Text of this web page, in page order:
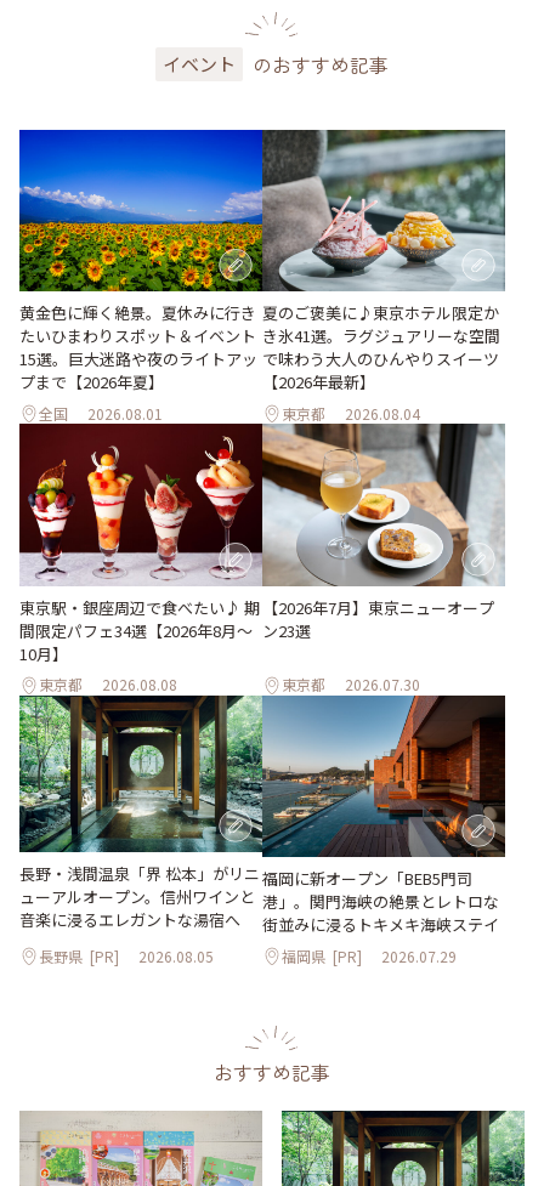
イベント のおすすめ記事
黄金色に輝く絶景。夏休みに行き
たいひまわりスポット＆イベント
15選。巨大迷路や夜のライトアッ
プまで【2026年夏】
全国 2026.08.01
夏のご褒美に♪東京ホテル限定か
き氷41選。ラグジュアリーな空間
で味わう大人のひんやりスイーツ
【2026年最新】
東京都 2026.08.04
東京駅・銀座周辺で食べたい♪ 期
間限定パフェ34選【2026年8月～
10月】
東京都 2026.08.08
【2026年7月】東京ニューオープ
ン23選
東京都 2026.07.30
長野・浅間温泉「界 松本」がリニ
ューアルオープン。信州ワインと
音楽に浸るエレガントな湯宿へ
長野県 [PR] 2026.08.05
福岡に新オープン「BEB5門司
港」。関門海峡の絶景とレトロな
街並みに浸るトキメキ海峡ステイ
福岡県 [PR] 2026.07.29
おすすめ記事